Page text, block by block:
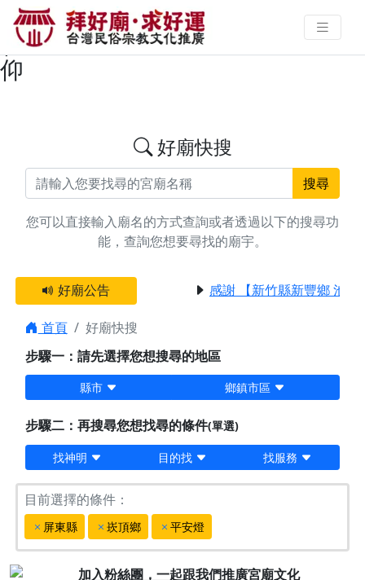
搜尋屏東縣崁頂鄉平安燈廟宇資料
| 拜好廟求好運 找到與您有緣的信
仰
好廟快搜
搜尋
您可以直接輸入廟名的方式查詢或者透過以下的搜尋功
能，查詢您想要尋找的廟宇。
好廟公告 感謝 【新竹縣新豐鄉 池和
首頁
好廟快搜
步驟一：請先選擇您想搜尋的地區
縣市 鄉鎮市區
步驟二：再搜尋您想找尋的條件(單選)
找神明 目的找 找服務
目前選擇的條件：
屏東縣 崁頂鄉 平安燈